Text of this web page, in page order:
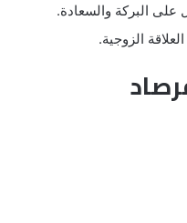
على البركة والسعادة.
الزوجية.